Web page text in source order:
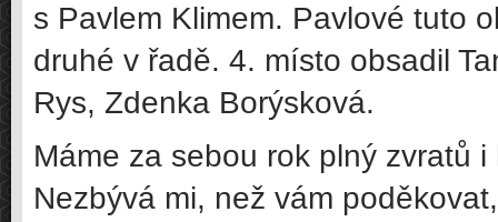
s Pavlem Klimem. Pavlové tuto
druhé v řadě. 4. místo obsadil
Rys, Zdenka Borýsková.
Máme za sebou rok plný zvratů
Nezbývá mi, než vám